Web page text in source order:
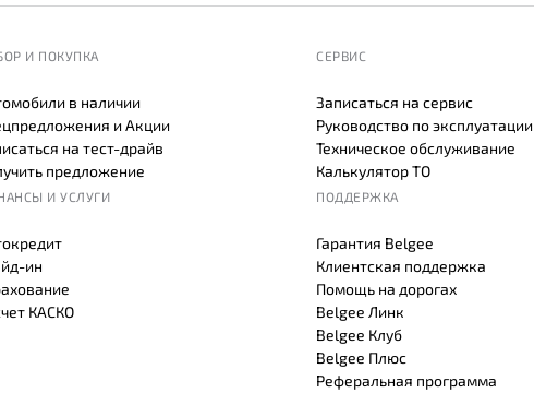
И ПОКУПКА
в наличии
и Акции
на тест-драйв
предложение
И УСЛУГИ
ин
КАСКО
СЕРВИС
Записаться на сервис
Руководство по эксплуатации
Техническое обслуживание
Калькулятор ТО
ПОДДЕРЖКА
Гарантия Belgee
Клиентская поддержка
Помощь на дорогах
Belgee Линк
Belgee Клуб
Belgee Плюс
Реферальная программа